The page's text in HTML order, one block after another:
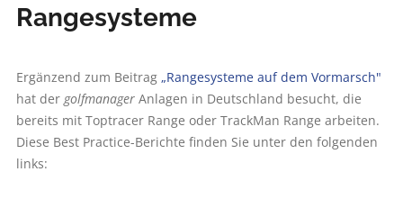
Rangesysteme
Ergänzend zum Beitrag „Rangesysteme auf dem Vormarsch"
hat der golfmanagerAnlagen in Deutschland besucht, die
bereits mit Toptracer Range oder TrackMan Range arbeiten.
Diese Best Practice-Berichte finden Sie unter den folgenden
links: